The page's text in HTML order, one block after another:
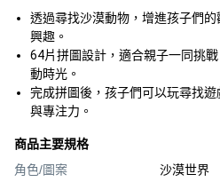
透過尋找沙漠動物，增進孩子們
興趣。
64片拼圖設計，適合親子一同挑
動時光。
完成拼圖後，孩子們可以玩尋找
與專注力。
商品主要規格
角色/圖案
沙漠世界